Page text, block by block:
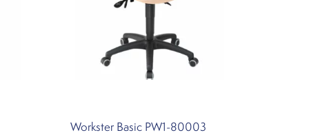
Workster Basic PW1-80003